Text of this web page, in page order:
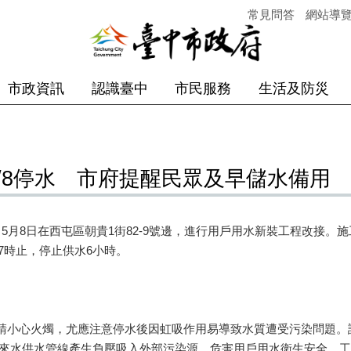
常見問答 網站導
市政資訊 認識臺中 市民服務 生活及防災
停水 市府提醒民眾及早儲水備用
8日在西屯區朝貴1街82-9號邊，進行用戶用水新裝工程改接。
止，停止供水6小時。
心火燭，尤應注意停水後因虹吸作用易導致水質遭受污染問題